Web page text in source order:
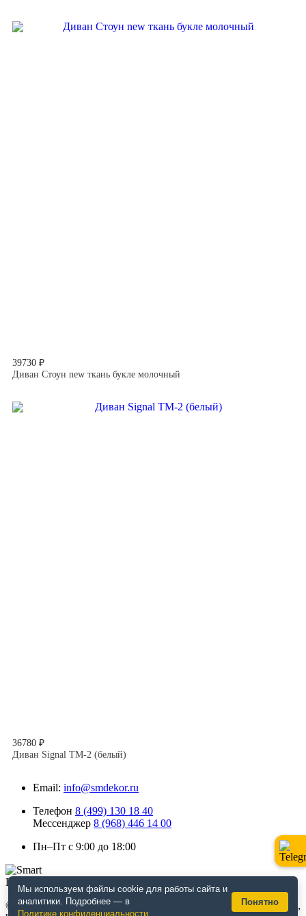
39730 ₽
Диван Стоун new ткань букле молочный
36780 ₽
Диван Signal TM-2 (белый)
Email: info@smdekor.ru
Телефон 8 (499) 130 18 40
Мессенджер 8 (968) 446 14 00
Пн–Пт с 9:00 до 18:00
© 2026 г. Москва. Дизайнерская мебель для кафе и ресторанов,
Мы используем файлы cookie для работы сайта и
аналитики. Подробнее — в
Политике конфиденциальности
Понятно